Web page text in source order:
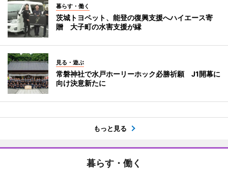
暮らす・働く
茨城トヨペット、能登の復興支援へハイエース寄
贈 大子町の水害支援が縁
見る・遊ぶ
常磐神社で水戸ホーリーホック必勝祈願 J1開幕に
向け決意新たに
もっと見る
暮らす・働く